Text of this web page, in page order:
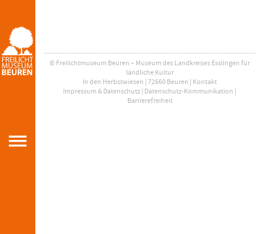
© Freilichtmuseum Beuren – Museum des Landkreises Esslingen für
ländliche Kultur
In den Herbstwiesen | 72660 Beuren | Kontakt
Impressum & Datenschutz| Datenschutz-Kommunikation |
Barrierefreiheit